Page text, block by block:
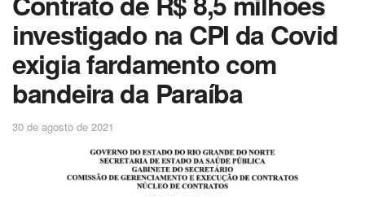
investigado na CPI da Covid
exigia fardamento com
bandeira da Paraíba
30 de agosto de 2021